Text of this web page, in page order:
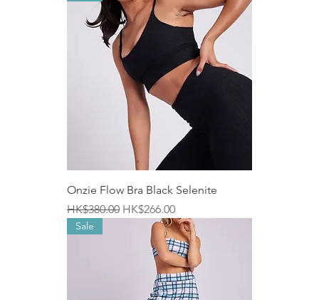
Onzie Flow Bra Black Selenite
一般價格
HK$380.00 促銷價格
HK$266.00
Sale